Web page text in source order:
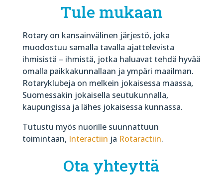
Tule mukaan
Rotary on kansainvälinen järjestö, joka
muodostuu samalla tavalla ajattelevista
ihmisistä – ihmistä, jotka haluavat tehdä hyvää
omalla paikkakunnallaan ja ympäri maailman.
Rotaryklubeja on melkein jokaisessa maassa,
Suomessakin jokaisella seutukunnalla,
kaupungissa ja lähes jokaisessa kunnassa.
Tutustu myös nuorille suunnattuun
toimintaan, Interactiin ja Rotaractiin.
Ota yhteyttä